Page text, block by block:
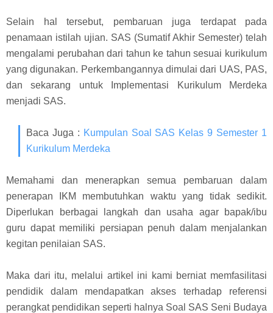
Selain hal tersebut, pembaruan juga terdapat pada
penamaan istilah ujian. SAS (Sumatif Akhir Semester) telah
mengalami perubahan dari tahun ke tahun sesuai kurikulum
yang digunakan. Perkembangannya dimulai dari UAS, PAS,
dan sekarang untuk Implementasi Kurikulum Merdeka
menjadi SAS.
Baca Juga : Kumpulan Soal SAS Kelas 9 Semester 1
Kurikulum Merdeka
Memahami dan menerapkan semua pembaruan dalam
penerapan IKM membutuhkan waktu yang tidak sedikit.
Diperlukan berbagai langkah dan usaha agar bapak/ibu
guru dapat memiliki persiapan penuh dalam menjalankan
kegitan penilaian SAS.
Maka dari itu, melalui artikel ini kami berniat memfasilitasi
pendidik dalam mendapatkan akses terhadap referensi
perangkat pendidikan seperti halnya Soal SAS Seni Budaya